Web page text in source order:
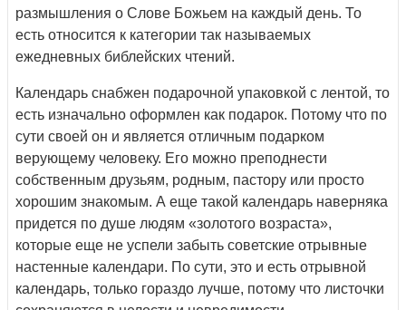
размышления о Слове Божьем на каждый день. То
есть относится к категории так называемых
ежедневных библейских чтений.
Календарь снабжен подарочной упаковкой с лентой, то
есть изначально оформлен как подарок. Потому что по
сути своей он и является отличным подарком
верующему человеку. Его можно преподнести
собственным друзьям, родным, пастору или просто
хорошим знакомым. А еще такой календарь наверняка
придется по душе людям «золотого возраста»,
которые еще не успели забыть советские отрывные
настенные календари. По сути, это и есть отрывной
календарь, только гораздо лучше, потому что листочки